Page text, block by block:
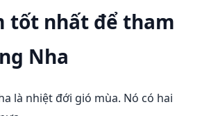
tốt nhất để tham
Nha
là nhiệt đới gió mùa. Nó có hai